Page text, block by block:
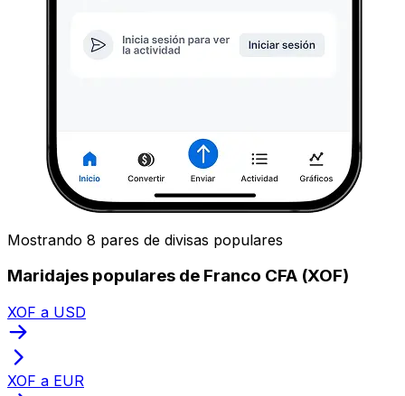
Mostrando 8 pares de divisas populares
Maridajes populares de Franco CFA (XOF)
XOF a USD
XOF a EUR